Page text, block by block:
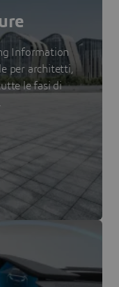
Information
per architetti,
le fasi di